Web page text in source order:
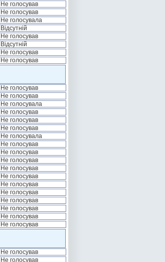
Не голосував
Не голосував
Не голосувала
Відсутній
Не голосував
Відсутній
Не голосував
Не голосував
Не голосував
Не голосував
Не голосувала
Не голосував
Не голосував
Не голосував
Не голосувала
Не голосував
Не голосував
Не голосував
Не голосував
Не голосував
Не голосував
Не голосував
Не голосував
Не голосував
Не голосував
Не голосував
Не голосував
Не голосував